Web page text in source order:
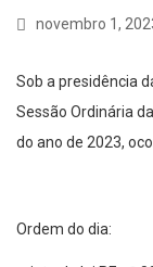
novembro 1,
Sob a presidência
Sessão Ordinária
do ano de 2023,
Ordem do dia: